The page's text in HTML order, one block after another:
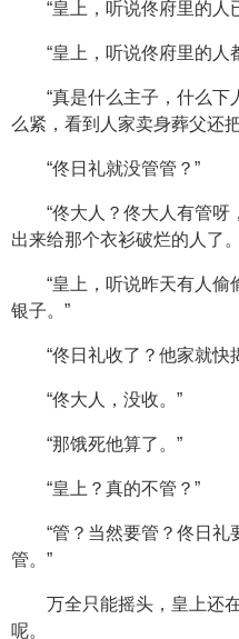
“皇上，听说佟府里的人
“皇上，听说佟府里的人
“真是什么主子，什么
么紧，看到人家卖身葬父还
“佟日礼就没管管？”
“佟大人？佟大人有管
出来给那个衣衫破烂的人了
“皇上，听说昨天有人
银子。”
“佟日礼收了？他家就快
“佟大人，没收。”
“那饿死他算了。”
“皇上？真的不管？”
“管？当然要管？佟日
管。”
万全只能摇头，皇上还
呢。